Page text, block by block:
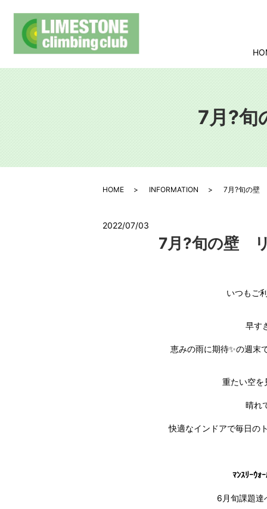
7月?
HOME INFORMATION 7月?旬の壁
2022/07/03
7月?旬の壁
いつもご
早す
恵みの雨に期待✨の週末
重たい空を
晴れ
快適なインドアで毎日の
ﾏﾝｽﾘｰｳ
6月旬課題達